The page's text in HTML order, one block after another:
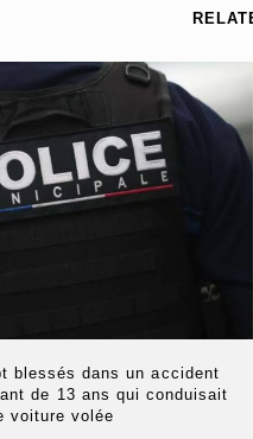
blessés dans un accident
de 13 ans qui conduisait
voiture volée